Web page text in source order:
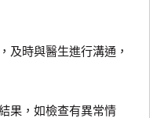
時與醫生進行溝通，
，如檢查有異常情